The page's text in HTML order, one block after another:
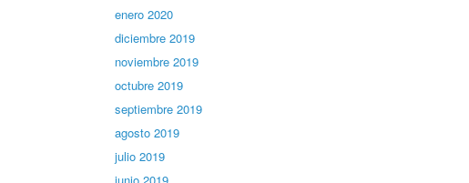
enero 2020
diciembre 2019
noviembre 2019
octubre 2019
septiembre 2019
agosto 2019
julio 2019